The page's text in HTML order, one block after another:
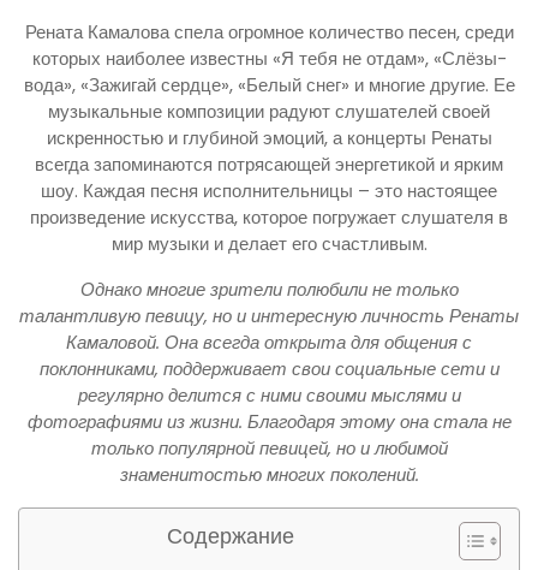
Рената Камалова спела огромное количество песен, среди
которых наиболее известны «Я тебя не отдам», «Слёзы-
вода», «Зажигай сердце», «Белый снег» и многие другие. Ее
музыкальные композиции радуют слушателей своей
искренностью и глубиной эмоций, а концерты Ренаты
всегда запоминаются потрясающей энергетикой и ярким
шоу. Каждая песня исполнительницы – это настоящее
произведение искусства, которое погружает слушателя в
мир музыки и делает его счастливым.
Однако многие зрители полюбили не только
талантливую певицу, но и интересную личность Ренаты
Камаловой. Она всегда открыта для общения с
поклонниками, поддерживает свои социальные сети и
регулярно делится с ними своими мыслями и
фотографиями из жизни. Благодаря этому она стала не
только популярной певицей, но и любимой
знаменитостью многих поколений.
Содержание